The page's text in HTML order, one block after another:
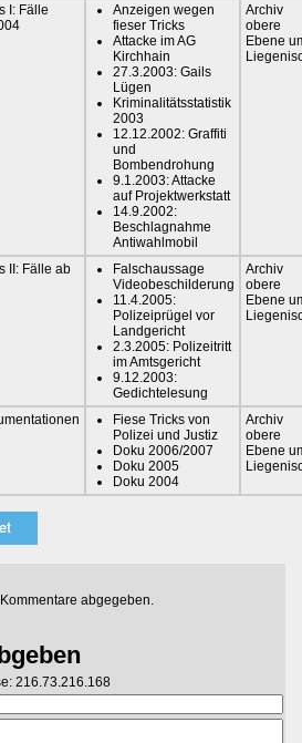
I: Fälle
Anzeigen wegen
fieser Tricks
Attacke im AG
Kirchhain
27.3.2003: Gails
Lügen
Kriminalitätsstatistik
2003
12.12.2002: Graffiti
und
Bombendrohung
9.1.2003: Attacke
auf Projektwerkstatt
14.9.2002:
Beschlagnahme
Antiwahlmobil
Archiv
obere
Ebene
II: Fälle ab
Falschaussage
Videobeschilderung
11.4.2005:
Polizeiprügel vor
Landgericht
2.3.2005: Polizeitritt
im Amtsgericht
9.12.2003:
Gedichtelesung
Archiv
obere
Ebene
Fiese Tricks von
Polizei und Justiz
Doku 2006/2007
Doku 2005
Doku 2004
Archiv
obere
Ebene
abgegeben.
216.73.216.168